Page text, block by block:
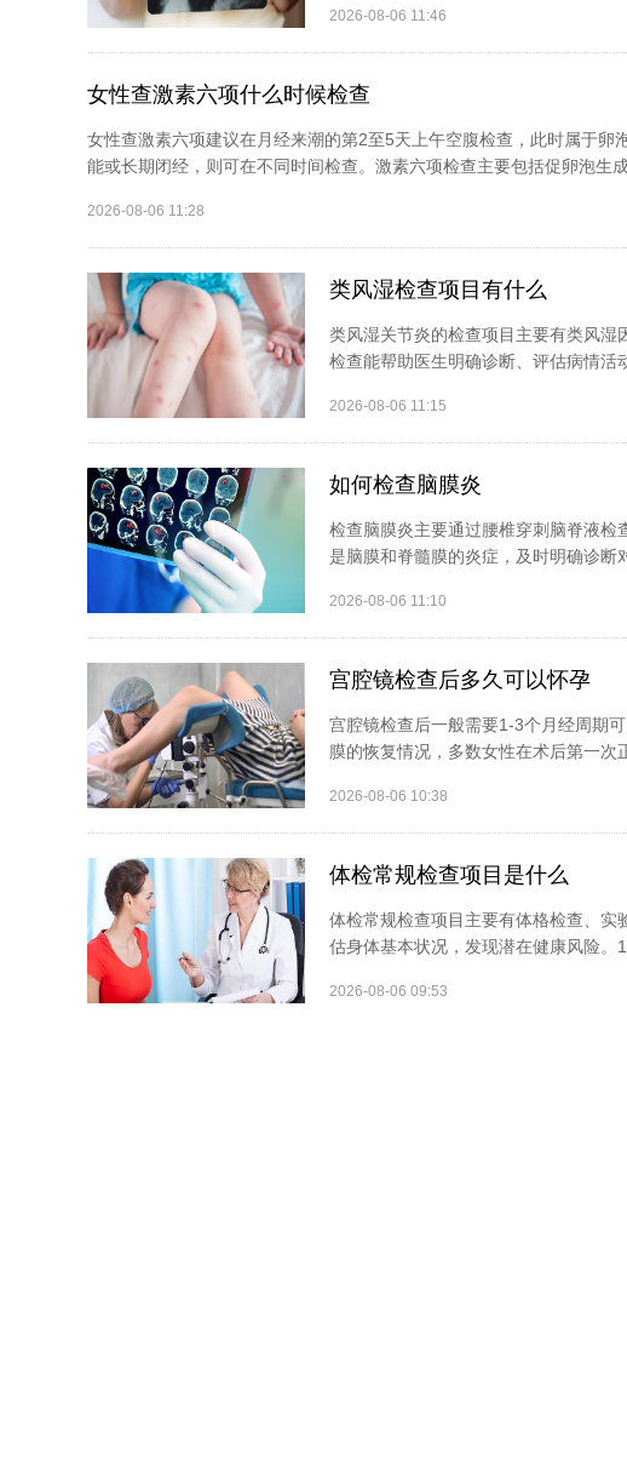
2026-08-06 11:46
女性查激素六项什么时候检查
女性查激素六项建议在月经来潮的第2至5天上午空腹检查，此时属于
能或长期闭经，则可在不同时间检查。激素六项检查主要包括促卵泡生
2026-08-06 11:28
类风湿检查项目有什么
类风湿关节炎的检查项目主要有类风湿
检查能帮助医生明确诊断、评估病情活
2026-08-06 11:15
如何检查脑膜炎
检查脑膜炎主要通过腰椎穿刺脑脊液检
是脑膜和脊髓膜的炎症，及时明确诊断
2026-08-06 11:10
宫腔镜检查后多久可以怀孕
宫腔镜检查后一般需要1-3个月经周期
膜的恢复情况，多数女性在术后第一次
2026-08-06 10:38
体检常规检查项目是什么
体检常规检查项目主要有体格检查、
估身体基本状况，发现潜在健康风险。
2026-08-06 09:53